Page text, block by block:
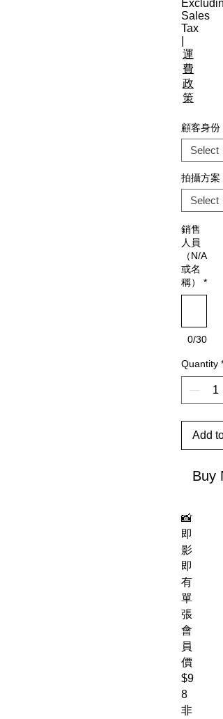
Sales
Tax
運
費
政
策
顧客身份
拍攝方案
銷售
人員
（N/A
或名
稱）
*
0/30
Quantity *
Add
Buy
📸
即
影
即
有
單
張
會
員
價
$9
8
非